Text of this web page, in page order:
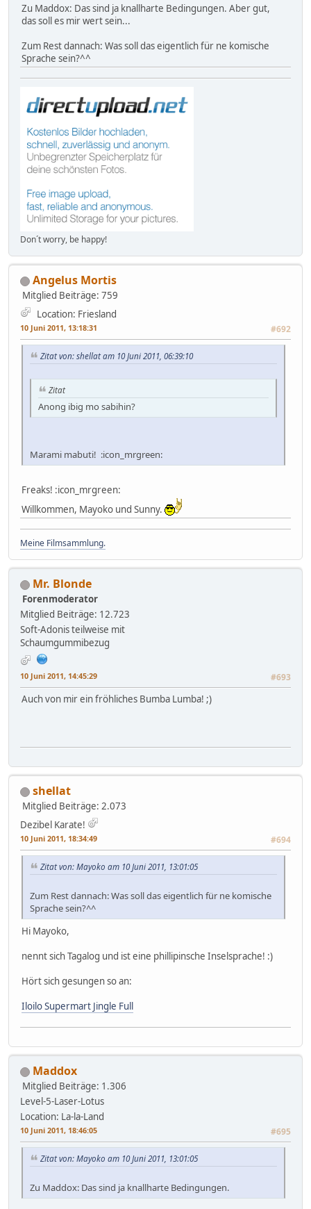
Zu Maddox: Das sind ja knallharte Bedingungen. Aber gut,
das soll es mir wert sein...
Zum Rest dannach: Was soll das eigentlich für ne komische
Sprache sein?^^
Don´t worry, be happy!
Angelus Mortis
Mitglied Beiträge: 759
Location: Friesland
10 Juni 2011, 13:18:31 #692
Zitat von: shellat am 10 Juni 2011, 06:39:10
Zitat
Anong ibig mo sabihin?
Marami mabuti! :icon_mrgreen:
Freaks! :icon_mrgreen:
Willkommen, Mayoko und Sunny.
Meine Filmsammlung.
Mr. Blonde
Forenmoderator
Mitglied Beiträge: 12.723
Soft-Adonis teilweise mit
Schaumgummibezug
10 Juni 2011, 14:45:29 #693
Auch von mir ein fröhliches Bumba Lumba! ;)
shellat
Mitglied Beiträge: 2.073
Dezibel Karate!
10 Juni 2011, 18:34:49 #694
Zitat von: Mayoko am 10 Juni 2011, 13:01:05
Zum Rest dannach: Was soll das eigentlich für ne komische
Sprache sein?^^
Hi Mayoko,
nennt sich Tagalog und ist eine phillipinsche Inselsprache! :)
Hört sich gesungen so an:
Iloilo Supermart Jingle Full
Maddox
Mitglied Beiträge: 1.306
Level-5-Laser-Lotus
Location: La-la-Land
10 Juni 2011, 18:46:05 #695
Zitat von: Mayoko am 10 Juni 2011, 13:01:05
Zu Maddox: Das sind ja knallharte Bedingungen.